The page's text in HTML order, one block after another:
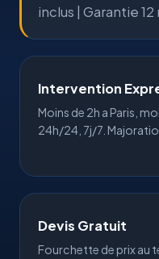
inclus | Garantie 12
Intervention
Moins de 2h a Paris ,
24h/24, 7j/7.
Devis Gratuit
Fourchette de prix au